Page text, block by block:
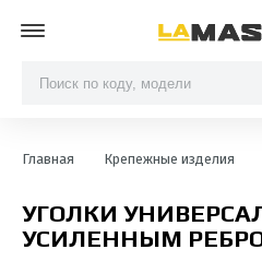
Главная Крепежные изделия
УГОЛКИ
УСИЛЕННЫМ